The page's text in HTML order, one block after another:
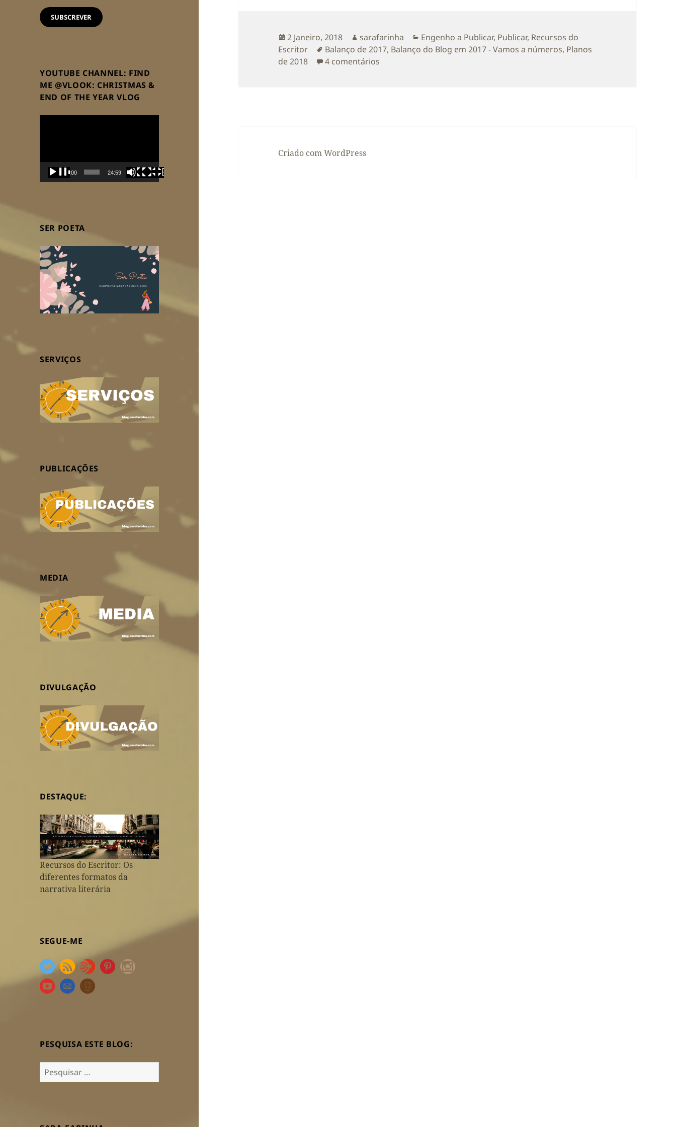
email
SUBSCREVER
YOUTUBE CHANNEL: FIND
ME @VLOOK: CHRISTMAS &
END OF THE YEAR VLOG
00:00 24:59
SER POETA
SERVIÇOS
PUBLICAÇÕES
MEDIA
DIVULGAÇÃO
DESTAQUE:
Recursos do Escritor: Os
diferentes formatos da
narrativa literária
SEGUE-ME
PESQUISA ESTE BLOG:
Pesquisar
por:
Publicado
a
2 Janeiro, 2018 Autor
sarafarinha Categorias
Engenho a Publicar, Publicar, Recursos do
Escritor
Etiquetas
Balanço de 2017, Balanço do Blog em 2017 - Vamos a números, Planos
de 2018
4 comentários
Criado com WordPress